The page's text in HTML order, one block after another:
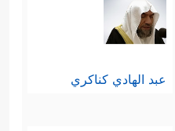
عبد الهادي كناكري